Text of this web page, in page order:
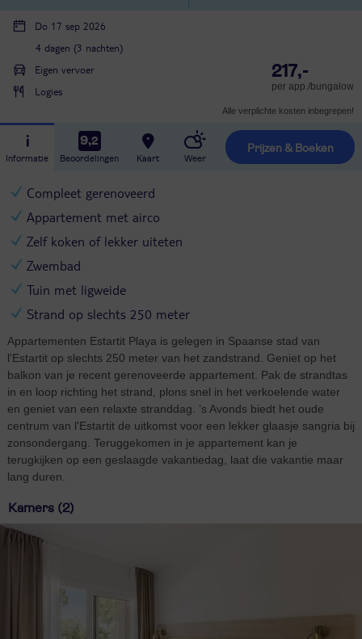
Do 17 sep 2026
4 dagen (3 nachten)
Eigen vervoer
Logies
217,-
per app./bungalow
Alle verplichte kosten inbegrepen!
Informatie
9,2
Beoordelingen Kaart Weer
Prijzen & Boeken
Compleet gerenoveerd
Appartement met airco
Zelf koken of lekker uiteten
Zwembad
Tuin met ligweide
Strand op slechts 250 meter
Appartementen Estartit Playa is gelegen in Spaanse stad van
l'Estartit op slechts 250 meter van het zandstrand. Geniet op het
balkon van je recent gerenoveerde appartement. Pak de strandtas
in en loop richting het strand, plons snel in het verkoelende water
en geniet van een relaxte stranddag. ’s Avonds biedt het oude
centrum van l'Estartit de uitkomst voor een lekker glaasje sangria bij
zonsondergang. Teruggekomen in je appartement kan je
terugkijken op een geslaagde vakantiedag, laat die vakantie maar
lang duren.
Kamers (2)